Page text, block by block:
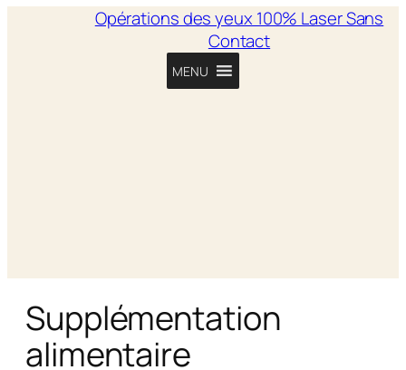
Opérations des yeux 100% Laser Sans
Contact
MENU
Supplémentation
alimentaire